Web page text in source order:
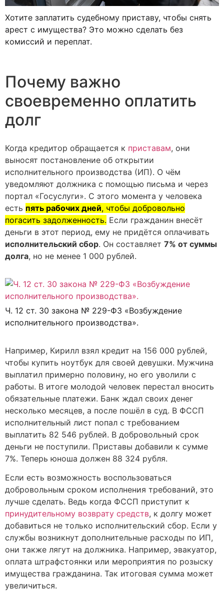
Хотите заплатить судебному приставу, чтобы снять
арест с имущества? Это можно сделать без
комиссий и переплат.
Почему важно
своевременно оплатить
долг
Когда кредитор обращается к приставам, они
выносят постановление об открытии
исполнительного производства (ИП). О чём
уведомляют должника с помощью письма и через
портал «Госуслуги». С этого момента у человека
есть пять рабочих дней, чтобы добровольно
погасить задолженность. Если гражданин внесёт
деньги в этот период, ему не придётся оплачивать
исполнительский сбор. Он составляет 7% от суммы
долга, но не менее 1 000 рублей.
Ч. 12 ст. 30 закона № 229-ФЗ «Возбуждение
исполнительного производства».
Например, Кирилл взял кредит на 156 000 рублей,
чтобы купить ноутбук для своей девушки. Мужчина
выплатил примерно половину, но его уволили с
работы. В итоге молодой человек перестал вносить
обязательные платежи. Банк ждал своих денег
несколько месяцев, а после пошёл в суд. В ФССП
исполнительный лист попал с требованием
выплатить 82 546 рублей. В добровольный срок
деньги не поступили. Приставы добавили к сумме
7%. Теперь юноша должен 88 324 рубля.
Если есть возможность воспользоваться
добровольным сроком исполнения требований, это
лучше сделать. Ведь когда ФССП приступит к
принудительному возврату средств, к долгу может
добавиться не только исполнительский сбор. Если у
службы возникнут дополнительные расходы по ИП,
они также лягут на должника. Например, эвакуатор,
оплата штрафстоянки или мероприятия по розыску
имущества гражданина. Так итоговая сумма может
увеличиться.